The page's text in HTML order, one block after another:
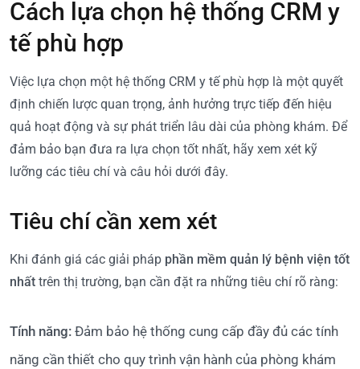
Cách lựa chọn hệ thống CRM y
tế phù hợp
Việc lựa chọn một hệ thống CRM y tế phù hợp là một quyết
định chiến lược quan trọng, ảnh hưởng trực tiếp đến hiệu
quả hoạt động và sự phát triển lâu dài của phòng khám. Để
đảm bảo bạn đưa ra lựa chọn tốt nhất, hãy xem xét kỹ
lưỡng các tiêu chí và câu hỏi dưới đây.
Tiêu chí cần xem xét
Khi đánh giá các giải pháp phần mềm quản lý bệnh viện tốt
nhất trên thị trường, bạn cần đặt ra những tiêu chí rõ ràng:
Tính năng: Đảm bảo hệ thống cung cấp đầy đủ các tính
năng cần thiết cho quy trình vận hành của phòng khám